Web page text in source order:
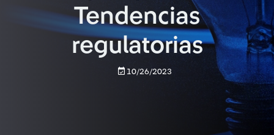
Tendencias
regulatorias
10/26/2023